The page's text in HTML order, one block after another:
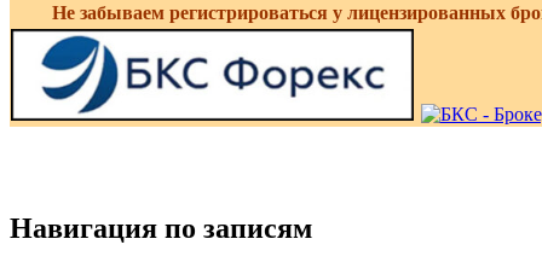
Не забываем регистрироваться у лицензированных
Навигация по записям